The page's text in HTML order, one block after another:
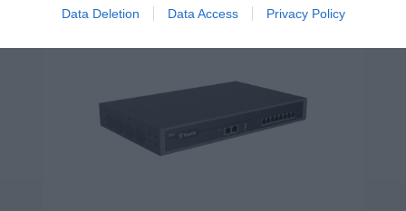
Data Deletion Data Access Privacy Policy